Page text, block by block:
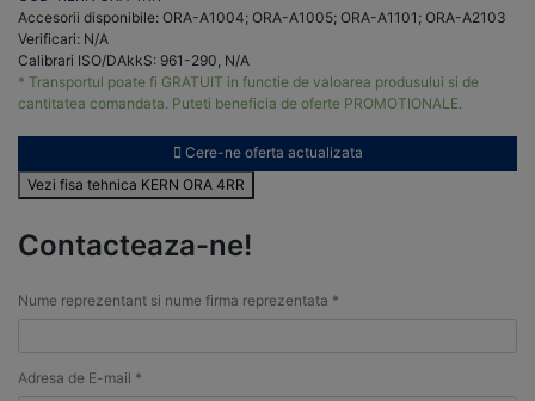
Accesorii disponibile: ORA-A1004; ORA-A1005; ORA-A1101; ORA-A2103
Verificari: N/A
Calibrari ISO/DAkkS: 961-290, N/A
* Transportul poate fi GRATUIT in functie de valoarea produsului si de
cantitatea comandata. Puteti beneficia de oferte PROMOTIONALE.
Cere-ne oferta actualizata
Vezi fisa tehnica KERN ORA 4RR
Contacteaza-ne!
Nume reprezentant si nume firma reprezentata *
Adresa de E-mail *